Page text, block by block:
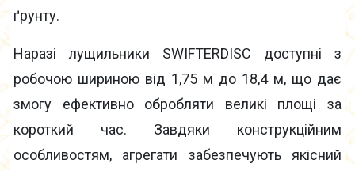
ґрунту.
Наразі лущильники SWIFTERDISC доступні з
робочою шириною від 1,75 м до 18,4 м, що дає
змогу ефективно обробляти великі площі за
короткий час. Завдяки конструкційним
особливостям, агрегати забезпечують якісний